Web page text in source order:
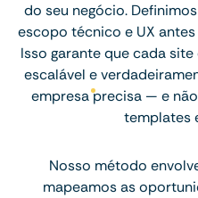
do seu negócio.
escopo técnico e UX
Isso garante que cada
escalável e
empresa precisa — e
templates
Nosso método
mapeamos as